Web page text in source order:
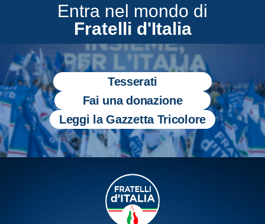
Entra nel mondo di
Fratelli d'Italia
Tesserati
Fai una donazione
Leggi la Gazzetta Tricolore